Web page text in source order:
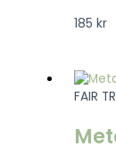
185 kr
FAIR